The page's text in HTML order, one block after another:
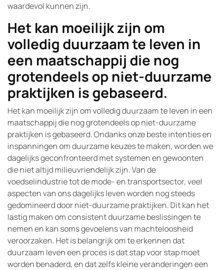
waardevol kunnen zijn.
Het kan moeilijk zijn om
volledig duurzaam te leven in
een maatschappij die nog
grotendeels op niet-duurzame
praktijken is gebaseerd.
Het kan moeilijk zijn om volledig duurzaam te leven in een
maatschappij die nog grotendeels op niet-duurzame
praktijken is gebaseerd. Ondanks onze beste intenties en
inspanningen om duurzame keuzes te maken, worden we
dagelijks geconfronteerd met systemen en gewoonten
die niet altijd milieuvriendelijk zijn. Van de
voedselindustrie tot de mode- en transportsector, veel
aspecten van ons dagelijks leven worden nog steeds
gedomineerd door niet-duurzame praktijken. Dit kan het
lastig maken om consistent duurzame beslissingen te
nemen en kan soms gevoelens van machteloosheid
veroorzaken. Het is belangrijk om te erkennen dat
duurzaam leven een proces is dat stap voor stap moet
worden benaderd, en dat zelfs kleine veranderingen een